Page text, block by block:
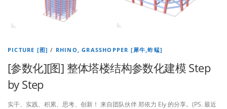
PICTURE [图] / RHINO, GRASSHOPPER [犀牛,蚱蜢]
[参数化][图] 整体塔楼结构参数化建模 Step
by Step
实干、实践、积累、思考、创新！ 来自团队伙伴 郑依力 Ely 的分享。(PS. 最近